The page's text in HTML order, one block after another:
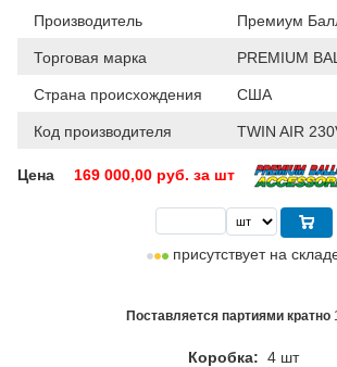
Производитель Премиум
Торговая марка PREMIUM
Страна происхождения США
Код производителя TWIN AIR
Цена 169 000,00 руб. за шт
присутствует на
Поставляется партиями кратно
Коробка: 4 шт